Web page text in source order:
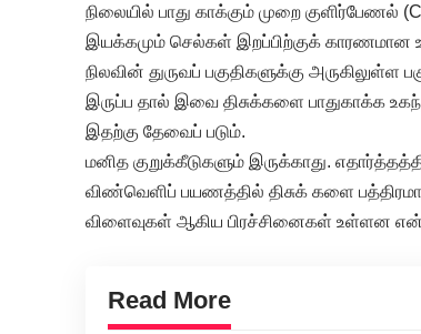
நிலையில் பாது காக்கும் முறை குளிர்பேணல்
இயக்கமும் செல்கள் இறப்பிற்குக் காரணமான
நிலவின் துருவப் பகுதிகளுக்கு
இருப்ப தால் இவை திசுக்களை பாதுகாக்க
இதற்கு தேவைப் படும்.
மனித குறுக்கீடுகளும் இருக்காது.
விண்வெளிப் பயணத்தில் திசுக் களை
விளைவுகள் ஆகிய பிரச்சினைகள் உள்ளன
Read More